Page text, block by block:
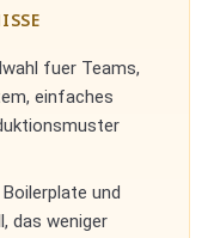
fuer Teams,
einfaches
und
das weniger